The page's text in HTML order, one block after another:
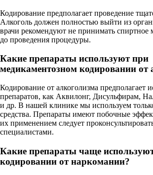
Кодирование предполагает проведение
Алкоголь должен полностью выйти из
врачи рекомендуют не принимать спиртное
до проведения процедуры.
Какие препараты используют при
медикаментозном кодировании от
Кодирование от алкоголизма предполагает
препаратов, как Аквилонг, Дисульфирам,
и др. В нашей клинике мы используем
средства. Препараты имеют побочные
их применением следует
специалистами.
Какие препараты чаще
кодировании от наркомании?